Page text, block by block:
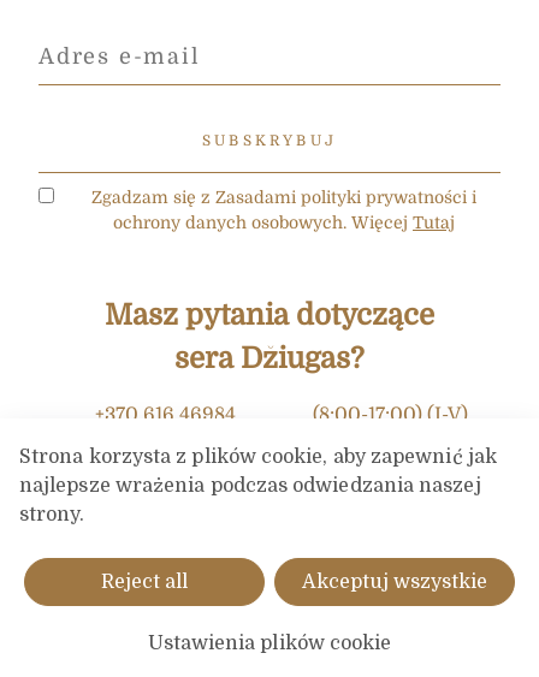
Zgadzam się z Zasadami polityki prywatności i
ochrony danych osobowych. Więcej Tutaj
Masz pytania dotyczące
sera Džiugas?
+370 616 46984 (8:00-17:00) (I-V)
info@dziugashouse.lt
© 2026. Visos teisės saugomos. |
Strona korzysta z plików cookie, aby zapewnić jak
najlepsze wrażenia podczas odwiedzania naszej
strony.
Ustawienia plików cookie
Reject all Akceptuj wszystkie